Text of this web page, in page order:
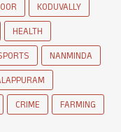
KODUVALLY
HEALTH
NANMINDA
CRIME
FARMING